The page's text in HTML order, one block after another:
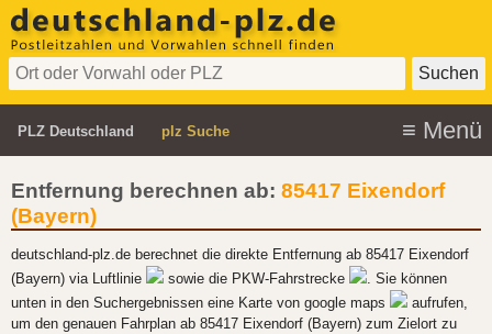
PLZ Deutschland plz Suche
Entfernung berechnen ab: 85417 Eixendorf
(Bayern)
deutschland-plz.de berechnet die direkte Entfernung ab 85417 Eixendorf
(Bayern) via Luftlinie
sowie die PKW-Fahrstrecke
. Sie können
unten in den Suchergebnissen eine Karte von google maps
aufrufen,
um den genauen Fahrplan ab 85417 Eixendorf (Bayern) zum Zielort zu